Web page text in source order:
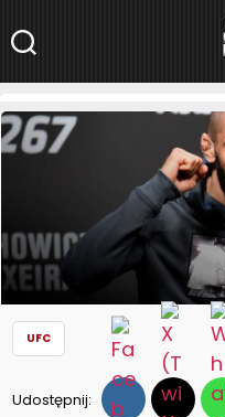
NaszeMMA.pl»Aktualności»
uśpiłby Usmana
UFC
Udostępnij: